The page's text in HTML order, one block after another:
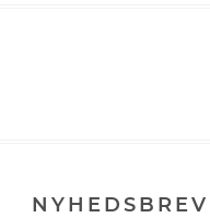
NYHEDSBREV